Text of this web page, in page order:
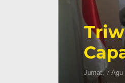
Jumat, 7 Agu